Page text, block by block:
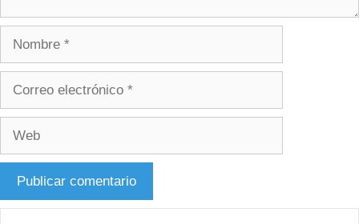
Nombre
Correo
Web